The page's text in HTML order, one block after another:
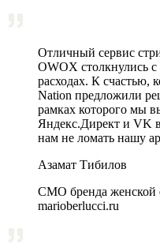
Отличный сервис
OWOX столкнулись
расходах. К счастью,
Nation предложили
рамках которого мы
Яндекс.Директ и VK
нам не ломать нашу
Азамат Тибилов
CMO бренда
marioberlucci.ru